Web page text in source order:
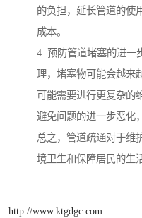
的负担，延长管道的使
成本。
4. 预防管道堵塞的进一
理，堵塞物可能会越来
可能需要进行更复杂的
避免问题的进一步恶化
总之，管道疏通对于维
境卫生和保障居民的生
http://www.ktgdgc.com